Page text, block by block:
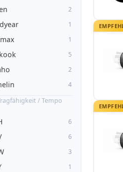
2
1
1
5
2
4
/ Tempo
6
6
3
1